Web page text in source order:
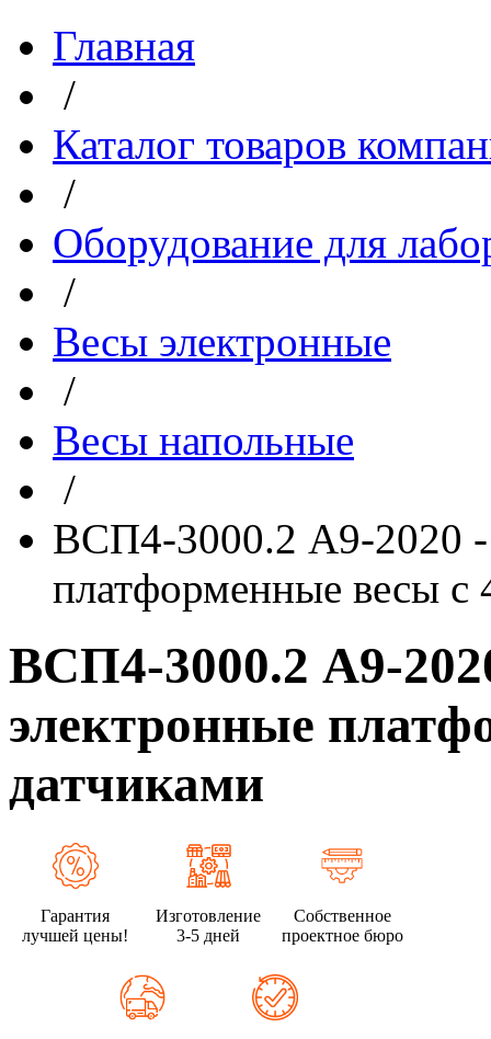
Главная
/
Каталог товаров
/
Оборудование для
/
Весы электронные
/
Весы напольные
/
ВСП4-3000.2 А9-2020
платформенные весы с
ВСП4-3000.2 А9-
электронные
датчиками
Гарантия
лучшей цены!
Изготовление
3-5 дней
Собственное
проектное бюро